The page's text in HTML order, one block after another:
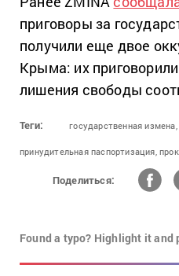
приговоры за
получили еще двое
Крыма: их
лишения свободы
Теги: государственная измена,
принудительная паспортизация,
Поделиться:
Found a typo? Highlight it and